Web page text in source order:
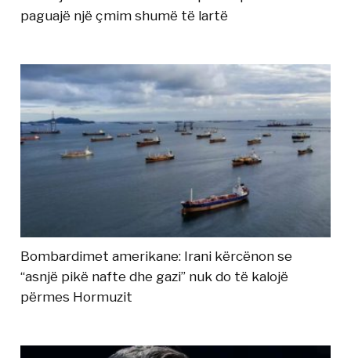
paguajë një çmim shumë të lartë
Bombardimet amerikane: Irani kërcënon se
“asnjë pikë nafte dhe gazi” nuk do të kalojë
përmes Hormuzit